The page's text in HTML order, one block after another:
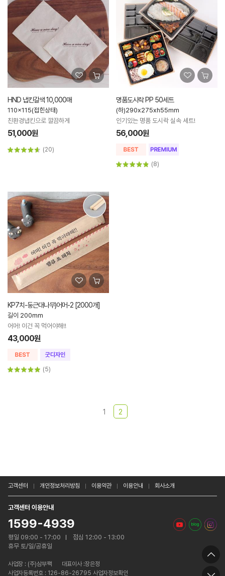
HND 냅킨갈색 10,000매
110x115(접힌상태)
친환경냅킨으로 깔끔하게
51,000원
(20)
명품도시락 PP 50세트
(하)290x275xh55mm
인기있는 명품 도시락 실속 세트!
56,000원
(8)
KP7치-둥근대나무)어머-2 [2000개]
길이 200mm
어머! 이건 꼭 먹어야해!!
43,000원
(5)
1 2
고객센터 개인정보처리방침 이용약관 이용안내 회사소개
고객센터 이용안내
1599-4939
평일 09:00 - 17:00
점심 12:00 - 13:00
휴무 토/일/공휴일
사업장 : (주)삼부팩
대표이사 :장은정
사업자등록번호 : 126-86-26795 사업자정보확인